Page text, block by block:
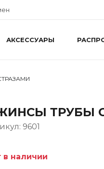
АКСЕССУАРЫ
ТРУБЫ
9601
в наличии